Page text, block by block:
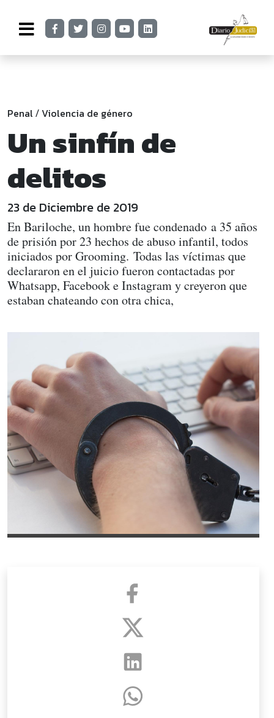
Penal/Violencia de género
Un sinfín de
delitos
23 de Diciembre de 2019
En Bariloche, un hombre fue condenado a 35 años
de prisión por 23 hechos de abuso infantil, todos
iniciados por Grooming. Todas las víctimas que
declararon en el juicio fueron contactadas por
Whatsapp, Facebook e Instagram y creyeron que
estaban chateando con otra chica,